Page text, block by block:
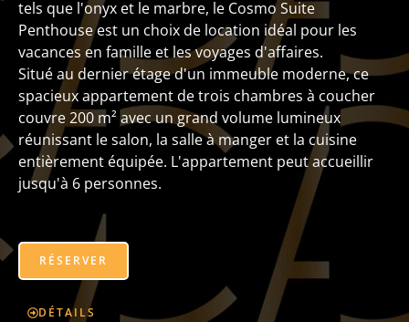
tels que l'onyx et le marbre, le Cosmo Suite
Penthouse est un choix de location idéal pour les
vacances en famille et les voyages d'affaires.
Situé au dernier étage d'un immeuble moderne, ce
spacieux appartement de trois chambres à coucher
couvre 200 m² avec un grand volume lumineux
réunissant le salon, la salle à manger et la cuisine
entièrement équipée. L'appartement peut accueillir
jusqu'à 6 personnes.
RÉSERVER
DÉTAILS